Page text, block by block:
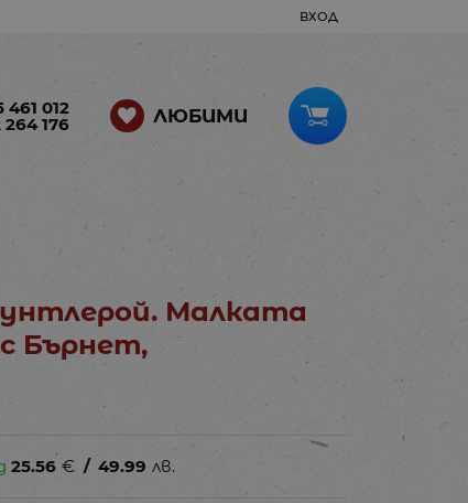
ВХОД
461 012
264 176 ЛЮБИМИ
Малката
Бърнет,
25.56 € / 49.99 лв.